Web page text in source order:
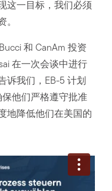
这一目标，我们必须
。
和 CanAm 投资
在一次会谈中进行
诉我们，EB-5 计划
他们严格遵守批准
地降低他们在美国的